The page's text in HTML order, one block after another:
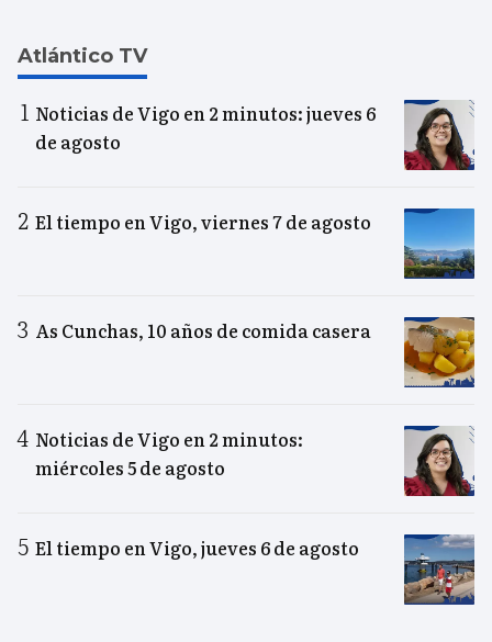
Atlántico TV
Noticias de Vigo en 2 minutos: jueves 6
de agosto
El tiempo en Vigo, viernes 7 de agosto
As Cunchas, 10 años de comida casera
Noticias de Vigo en 2 minutos:
miércoles 5 de agosto
El tiempo en Vigo, jueves 6 de agosto